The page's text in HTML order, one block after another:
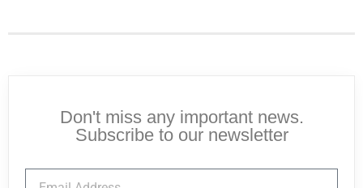
Don't miss any important news.
Subscribe to our newsletter